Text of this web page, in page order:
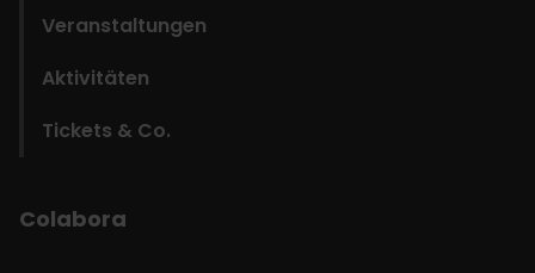
Veranstaltungen
Aktivitäten
Tickets & Co.
Colabora